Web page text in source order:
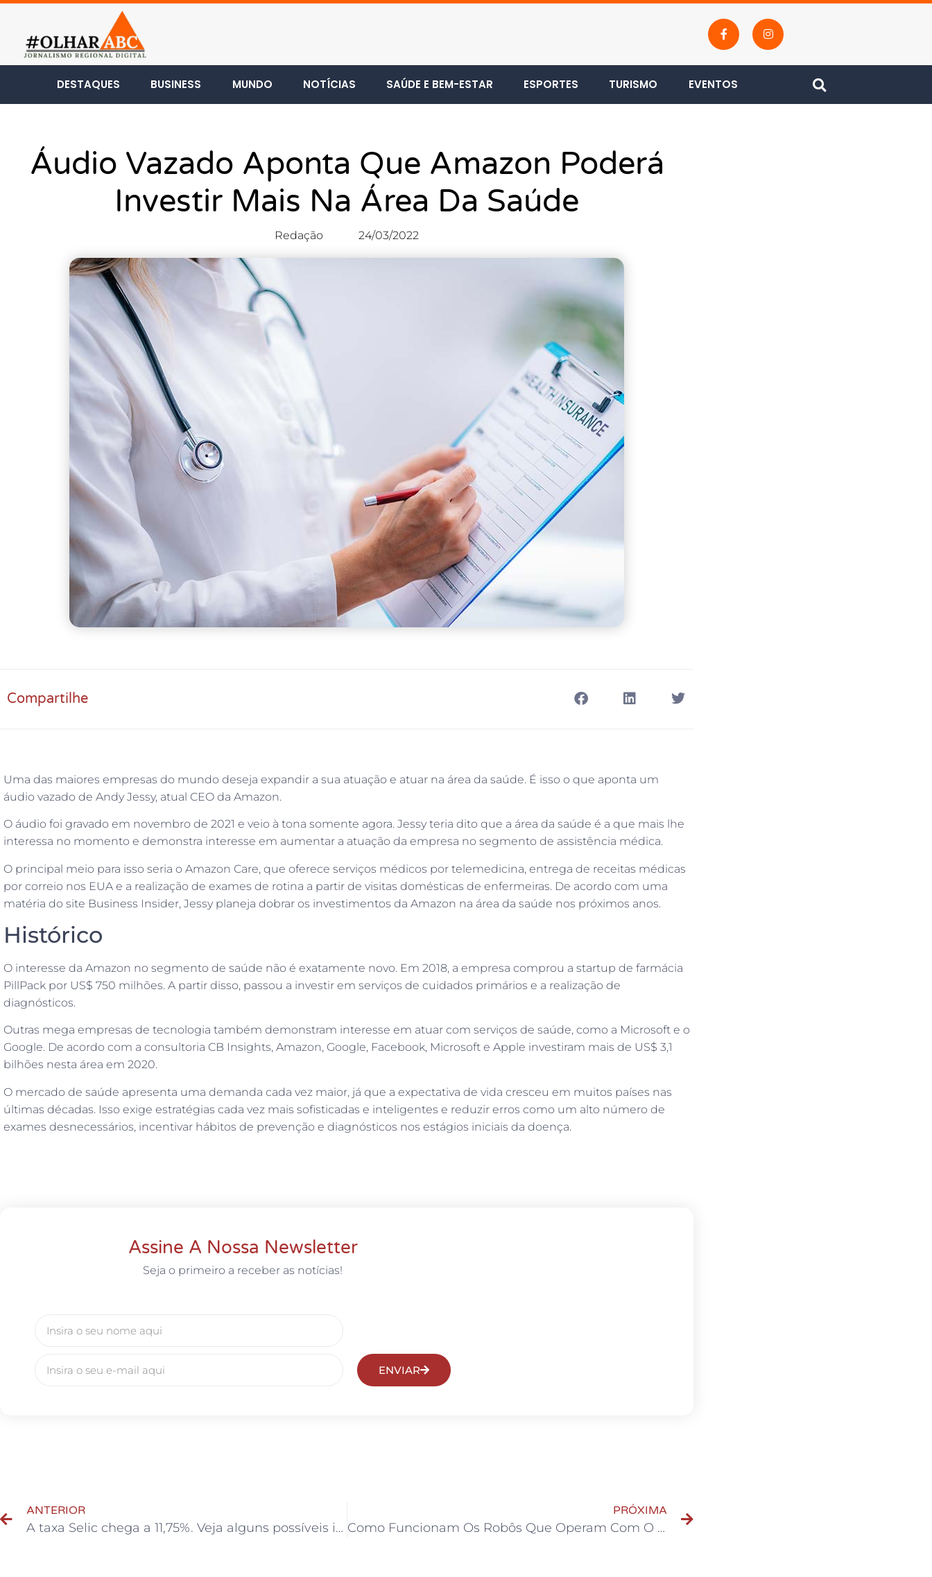
DESTAQUES BUSINESS MUNDO NOTÍCIAS SAÚDE E BEM-ESTAR ESPORTES TURISMO EVENTOS
Áudio Vazado Aponta Que Amazon Poderá
Investir Mais Na Área Da Saúde
Redação 24/03/2022
Compartilhe
Uma das maiores empresas do mundo deseja expandir a sua atuação e atuar na área da saúde. É isso o que aponta um
áudio vazado de Andy Jessy, atual CEO da Amazon.
O áudio foi gravado em novembro de 2021 e veio à tona somente agora. Jessy teria dito que a área da saúde é a que mais lhe
interessa no momento e demonstra interesse em aumentar a atuação da empresa no segmento de assistência médica.
O principal meio para isso seria o Amazon Care, que oferece serviços médicos por telemedicina, entrega de receitas médicas
por correio nos EUA e a realização de exames de rotina a partir de visitas domésticas de enfermeiras. De acordo com uma
matéria do site Business Insider, Jessy planeja dobrar os investimentos da Amazon na área da saúde nos próximos anos.
Histórico
O interesse da Amazon no segmento de saúde não é exatamente novo. Em 2018, a empresa comprou a startup de farmácia
PillPack por US$ 750 milhões. A partir disso, passou a investir em serviços de cuidados primários e a realização de
diagnósticos.
Outras mega empresas de tecnologia também demonstram interesse em atuar com serviços de saúde, como a Microsoft e o
Google. De acordo com a consultoria CB Insights, Amazon, Google, Facebook, Microsoft e Apple investiram mais de US$ 3,1
bilhões nesta área em 2020.
O mercado de saúde apresenta uma demanda cada vez maior, já que a expectativa de vida cresceu em muitos países nas
últimas décadas. Isso exige estratégias cada vez mais sofisticadas e inteligentes e reduzir erros como um alto número de
exames desnecessários, incentivar hábitos de prevenção e diagnósticos nos estágios iniciais da doença.
Assine A Nossa Newsletter
Seja o primeiro a receber as notícias!
ENVIAR
ANTERIOR
A taxa Selic chega a 11,75%. Veja alguns possíveis impactos deste aumento para a economia brasileira
PRÓXIMA
Como Funcionam Os Robôs Que Operam Com O Mini Índice?